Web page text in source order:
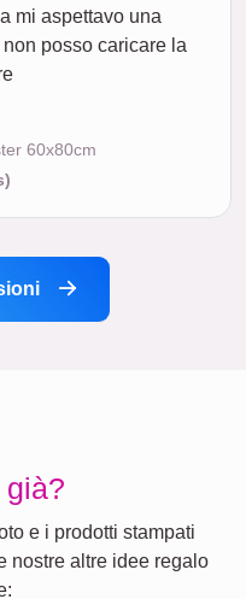
mi aspettavo una
posso caricare la
60x80cm
e i prodotti stampati
nostre altre idee regalo